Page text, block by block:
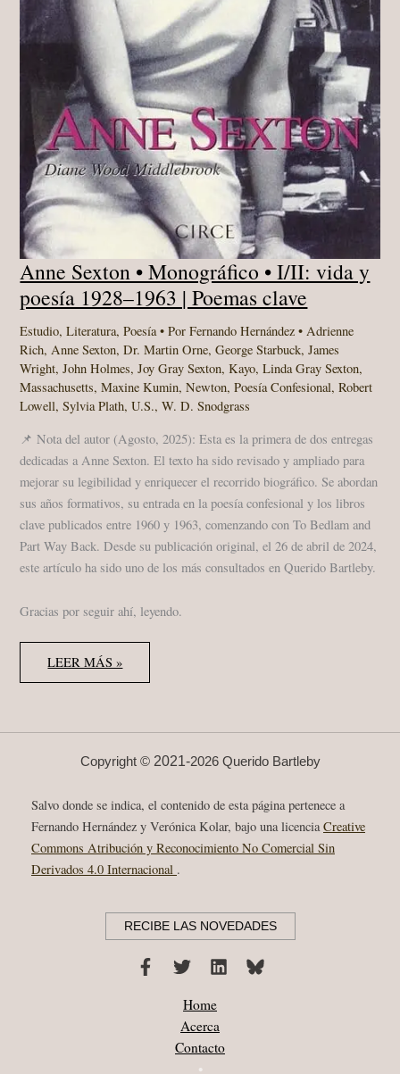
Anne Sexton • Monográfico • I/II: vida y
poesía 1928–1963 | Poemas clave
Estudio,Literatura,Poesía• PorFernando Hernández•Adrienne
Rich,Anne Sexton,Dr. Martin Orne,George Starbuck,James
Wright,John Holmes,Joy Gray Sexton,Kayo,Linda Gray Sexton,
Massachusetts,Maxine Kumin,Newton,Poesía Confesional,Robert
Lowell,Sylvia Plath,U.S.,W. D. Snodgrass
📌 Nota del autor (Agosto, 2025): Esta es la primera de dos entregas
dedicadas a Anne Sexton. El texto ha sido revisado y ampliado para
mejorar su legibilidad y enriquecer el recorrido biográfico. Se abordan
sus años formativos, su entrada en la poesía confesional y los libros
clave publicados entre 1960 y 1963, comenzando con To Bedlam and
Part Way Back. Desde su publicación original, el 26 de abril de 2024,
este artículo ha sido uno de los más consultados en Querido Bartleby.
Gracias por seguir ahí, leyendo.
ANNE
SEXTON
•
VIDA
POESÍA
POEMAS
CLAVE
LEER MÁS »
Copyright © 2021-2026 Querido Bartleby
Salvo donde se indica, el contenido de esta página pertenece a
Fernando Hernández y Verónica Kolar, bajo una licenciaCreative
Commons Atribución y Reconocimiento No Comercial Sin
Derivados 4.0 Internacional .
RECIBE LAS NOVEDADES
Home
Acerca
Contacto
•